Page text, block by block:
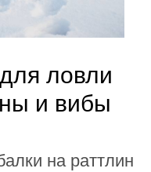
ловли
и вибы
на раттлин